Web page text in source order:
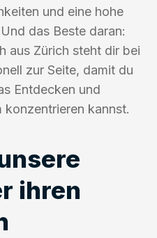
und eine hohe
das Beste daran:
aus Zürich steht dir bei
zur Seite, damit du
Entdecken und
konzentrieren kannst.
ihren